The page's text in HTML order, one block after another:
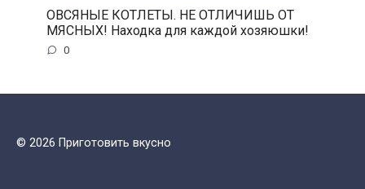
ОВСЯНЫЕ КОТЛЕТЫ. НЕ ОТЛИЧИШЬ ОТ
МЯСНЫХ! Находка для каждой хозяюшки!
0
© 2026 Приготовить вкусно